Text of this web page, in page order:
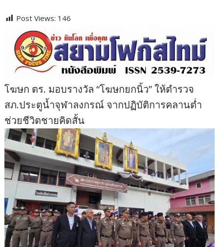
Post Views: 146
โฆษก ตร. มอบรางวัล “โฆษกยกนิ้ว” ให้ตำรวจ
สภ.ประตูน้ำจุฬาลงกรณ์ จากปฏิบัติการคลานต่ำ
ช่วยชีวิตชายคิดสั้น